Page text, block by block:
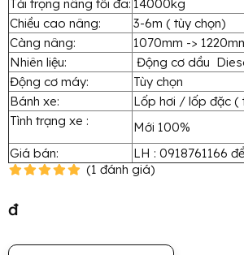
Tải trọng nâng tối đa: 14000kg
Chiều cao nâng:
3-6m ( tùy chọn)
Càng nâng:
1070mm ->
Nhiên liệu:
Động cơ dầu
Động cơ máy:
Tùy chọn
Bánh xe:
Lốp hơi / lốp đặc (
Tình trạng xe :
Mới 100%
Giá bán:
LH : 0918761166
(1 đánh giá)
đ